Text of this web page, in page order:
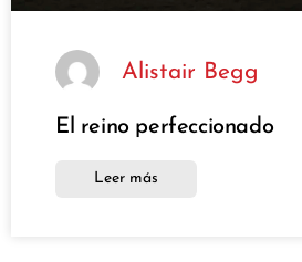
Alistair Begg
El reino perfeccionado
Leer más